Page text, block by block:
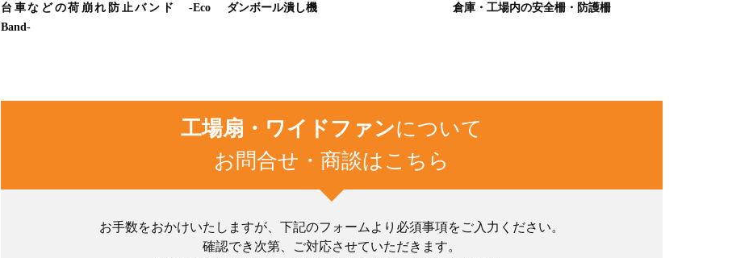
台車などの荷崩れ防止バンド -Eco
Band-
ダンボール潰し機 倉庫・工場内の安全柵・防護柵
工場扇・ワイドファンについて
お問合せ・商談はこちら
お手数をおかけいたしますが、下記のフォームより必須事項をご入力ください。
確認でき次第、ご対応させていただきます。